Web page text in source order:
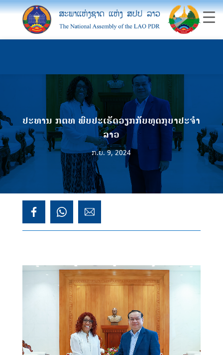
ປະທານ ກຕທ ພົບປະເຮັດວຽກກັບທູດກູບາປະຈໍາ
ລາວ
ກ.ຍ. 9, 2024